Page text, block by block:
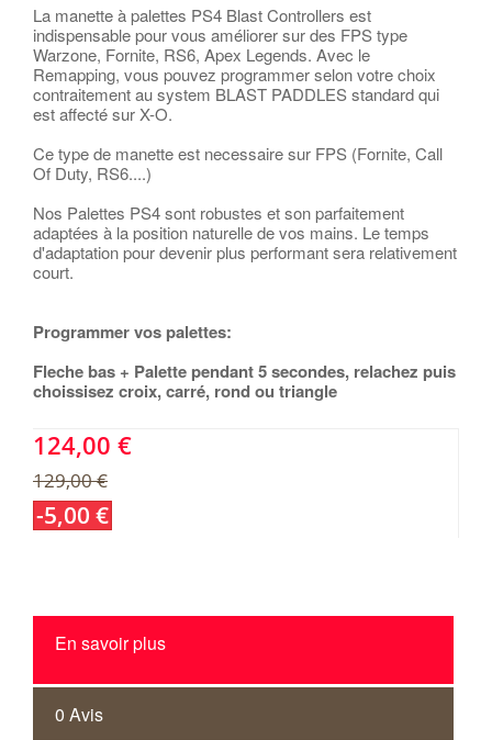
La manette à palettes PS4 Blast Controllers est
indispensable pour vous améliorer sur des FPS type
Warzone, Fornite, RS6, Apex Legends. Avec le
Remapping, vous pouvez programmer selon votre choix
contraitement au system BLAST PADDLES standard qui
est affecté sur X-O.
Ce type de manette est necessaire sur FPS (Fornite, Call
Of Duty, RS6....)
Nos Palettes PS4 sont robustes et son parfaitement
adaptées à la position naturelle de vos mains. Le temps
d'adaptation pour devenir plus performant sera relativement
court.
Programmer vos palettes:
Fleche bas + Palette pendant 5 secondes, relachez puis
choissisez croix, carré, rond ou triangle
124,00 €
129,00 €
-5,00 €
En savoir plus
0 Avis